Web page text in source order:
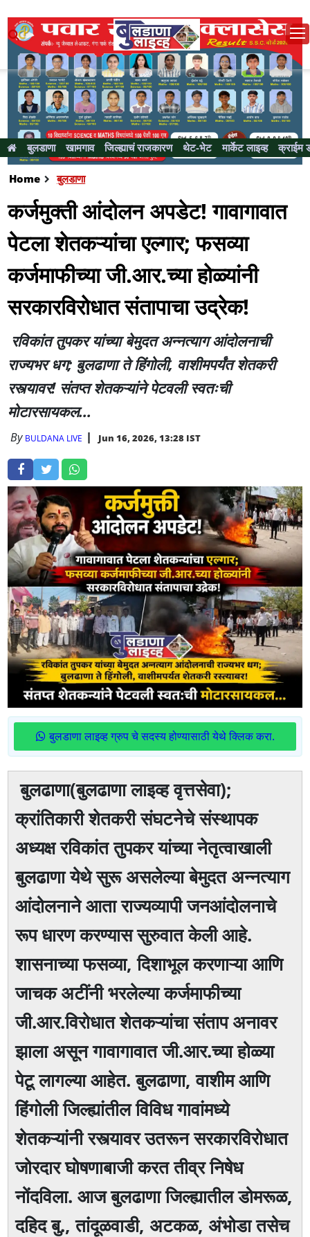
बुलडाणा खामगाव जिल्ह्याचं राजकारण थेट-भेट मार्केट लाइव्ह क्राईम
Home बुलडाणा
कर्जमुक्ती आंदोलन अपडेट! गावागावात
पेटला शेतकऱ्यांचा एल्गार; फसव्या
कर्जमाफीच्या जी.आर.च्या होळ्यांनी
सरकारविरोधात संतापाचा उद्रेक!
रविकांत तुपकर यांच्या बेमुदत अन्नत्याग आंदोलनाची
राज्यभर धग; बुलढाणा ते हिंगोली, वाशीमपर्यंत शेतकरी
रस्त्यावर! संतप्त शेतकऱ्यांने पेटवली स्वतःची
मोटारसायकल...
By BULDANA LIVE Jun 16, 2026, 13:28 IST
बुलडाणा लाइव्ह ग्रुप चे सदस्य होण्यासाठी येथे क्लिक करा.
बुलढाणा(बुलढाणा लाइव्ह वृत्तसेवा);
क्रांतिकारी शेतकरी संघटनेचे संस्थापक
अध्यक्ष रविकांत तुपकर यांच्या नेतृत्वाखाली
बुलढाणा येथे सुरू असलेल्या बेमुदत अन्नत्याग
आंदोलनाने आता राज्यव्यापी जनआंदोलनाचे
रूप धारण करण्यास सुरुवात केली आहे.
शासनाच्या फसव्या, दिशाभूल करणाऱ्या आणि
जाचक अटींनी भरलेल्या कर्जमाफीच्या
जी.आर.विरोधात शेतकऱ्यांचा संताप अनावर
झाला असून गावागावात जी.आर.च्या होळ्या
पेटू लागल्या आहेत. बुलढाणा, वाशीम आणि
हिंगोली जिल्ह्यांतील विविध गावांमध्ये
शेतकऱ्यांनी रस्त्यावर उतरून सरकारविरोधात
जोरदार घोषणाबाजी करत तीव्र निषेध
नोंदविला. आज बुलढाणा जिल्ह्यातील डोमरूळ,
दहिद बु., तांदूळवाडी, अटकळ, अंभोडा तसेच